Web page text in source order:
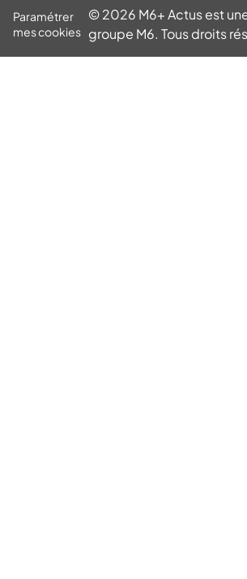
Paramétrer
mes cookies
© 2026 M6+ Actus est
groupe M6. Tous droits